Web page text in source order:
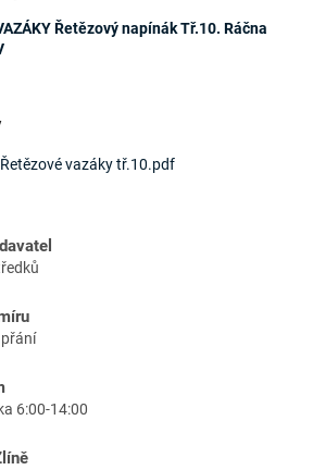
Řetězový napínák Tř.10. Ráčna
vazáky tř.10.pdf
6:00-14:00